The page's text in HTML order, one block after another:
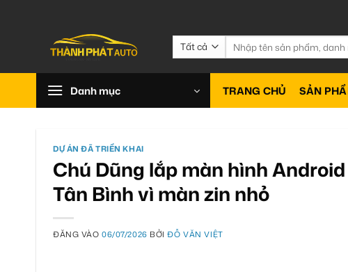
Tìm
kiếm:
Danh mục TRANG CHỦ SẢN
DỰ ÁN ĐÃ TRIỂN KHAI
Chú Dũng lắp màn hình
Tân Bình vì màn zin nhỏ
ĐĂNG VÀO06/07/2026 BỞIĐỖ VĂN VIỆT